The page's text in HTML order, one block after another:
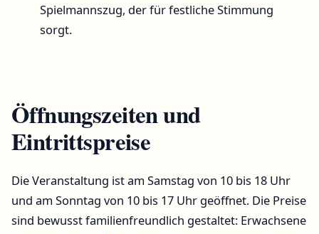
Spielmannszug, der für festliche Stimmung
sorgt.
Öffnungszeiten und
Eintrittspreise
Die Veranstaltung ist am Samstag von 10 bis 18 Uhr
und am Sonntag von 10 bis 17 Uhr geöffnet. Die Preise
sind bewusst familienfreundlich gestaltet: Erwachsene